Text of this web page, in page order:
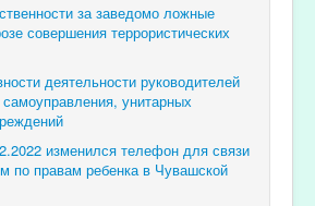
за заведомо ложные
совершения террористических
деятельности руководителей
самоуправления, унитарных
изменился телефон для связи
по правам ребенка в Чувашской